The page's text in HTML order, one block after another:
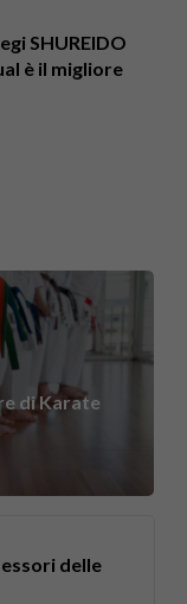
SHUREIDO
è il migliore
di Karate
delle